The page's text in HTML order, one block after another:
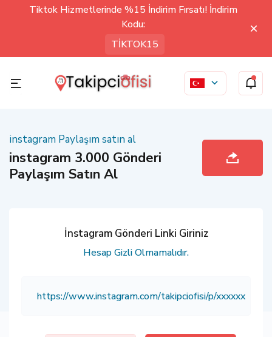
Tiktok Hizmetlerinde %15 İndirim Fırsatı! İndirim
Kodu:
TİKTOK15
instagram Paylaşım satın al
instagram 3.000 Gönderi
Paylaşım Satın Al
İnstagram Gönderi Linki Giriniz
Hesap Gizli Olmamalıdır.